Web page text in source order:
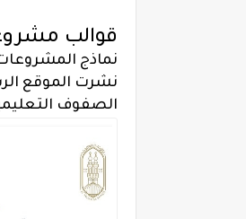
قوالب
نماذج
نشرت الموقع
الصفوف